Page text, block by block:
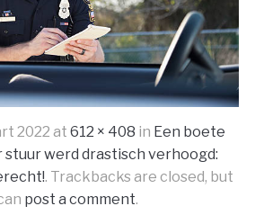
2022 at 612 × 408 in Een boete
werd drastisch verhoogd:
. Trackbacks are closed, but
post a comment.